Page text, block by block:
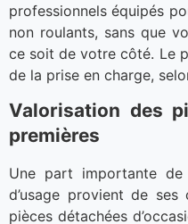
professionnels équipés
non roulants, sans que
ce soit de votre côté. Le
de la prise en charge,
Valorisation des
premières
Une part importante de
d’usage provient de ses
pièces détachées